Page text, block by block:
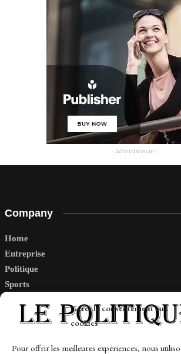
Gérer le consentement aux
cookies
Pour offrir les meilleures expériences, nous
- Advertisement -
Company
Home
Entreprise
Politique
Sports